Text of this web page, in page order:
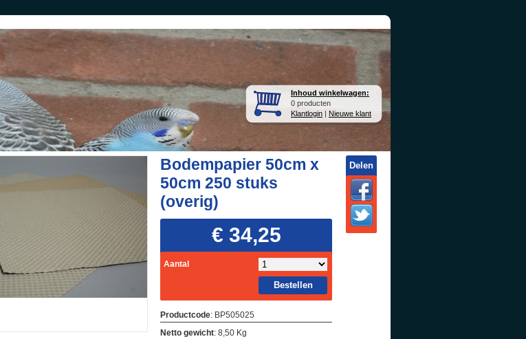
Inhoud winkelwagen:
0 producten
Klantlogin | Nieuwe klant
Bodempapier 50cm x
50cm 250 stuks
(overig)
€ 34,25
Aantal
Bestellen
Productcode: BP505025
Netto gewicht: 8,50 Kg
Delen